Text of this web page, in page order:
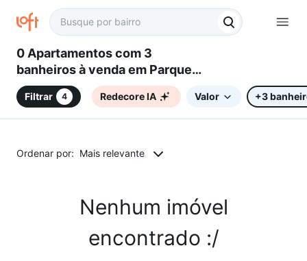
0 Apartamentos com 3
banheiros à venda em Parque
Residencial Vila União,
Campinas, SP
Filtrar 4 Redecore IA Valor +3
Ordenar por: Mais relevante
Nenhum imóvel
encontrado :/